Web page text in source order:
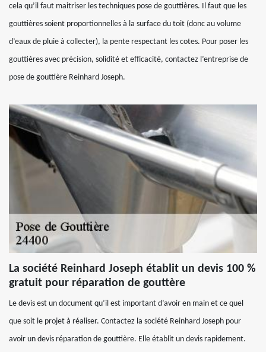
cela qu’il faut maitriser les techniques pose de gouttières. Il faut que les
gouttières soient proportionnelles à la surface du toit (donc au volume
d’eaux de pluie à collecter), la pente respectant les cotes. Pour poser les
gouttières avec précision, solidité et efficacité, contactez l’entreprise de
pose de gouttière Reinhard Joseph.
La société Reinhard Joseph établit un devis 100 %
gratuit pour réparation de gouttère
Le devis est un document qu’il est important d’avoir en main et ce quel
que soit le projet à réaliser. Contactez la société Reinhard Joseph pour
avoir un devis réparation de gouttière. Elle établit un devis rapidement.